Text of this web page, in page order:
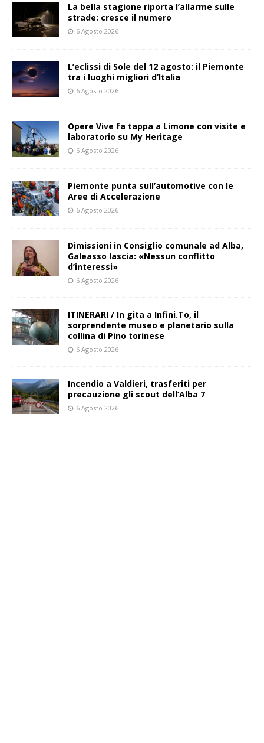
La bella stagione riporta l’allarme sulle
strade: cresce il numero
6 Agosto 2026
L’eclissi di Sole del 12 agosto: il Piemonte
tra i luoghi migliori d’Italia
6 Agosto 2026
Opere Vive fa tappa a Limone con visite e
laboratorio su My Heritage
6 Agosto 2026
Piemonte punta sull’automotive con le
Aree di Accelerazione
6 Agosto 2026
Dimissioni in Consiglio comunale ad Alba,
Galeasso lascia: «Nessun conflitto
d’interessi»
6 Agosto 2026
ITINERARI / In gita a Infini.To, il
sorprendente museo e planetario sulla
collina di Pino torinese
6 Agosto 2026
Incendio a Valdieri, trasferiti per
precauzione gli scout dell’Alba 7
6 Agosto 2026